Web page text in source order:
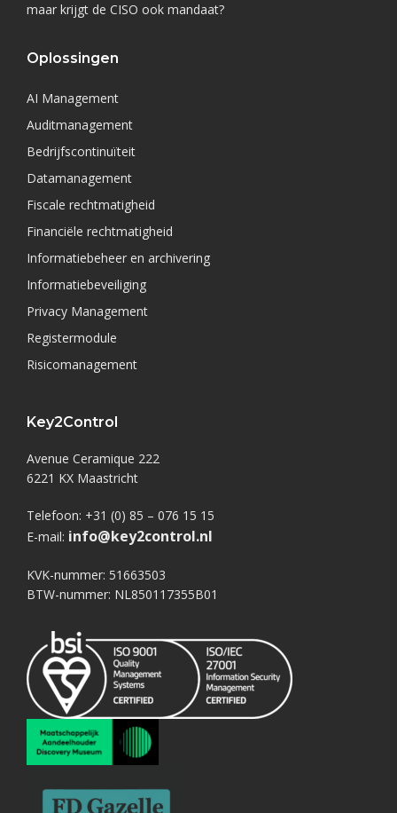
maar krijgt de CISO ook mandaat?
Oplossingen
AI Management
Auditmanagement
Bedrijfscontinuïteit
Datamanagement
Fiscale rechtmatigheid
Financiële rechtmatigheid
Informatiebeheer en archivering
Informatiebeveiliging
Privacy Management
Registermodule
Risicomanagement
Key2Control
Avenue Ceramique 222
6221 KX Maastricht
Telefoon: +31 (0) 85 – 076 15 15
E-mail: info@key2control.nl
KVK-nummer: 51663503
BTW-nummer: NL850117355B01